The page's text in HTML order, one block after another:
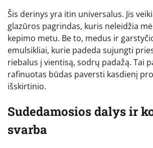
Šis derinys yra itin universalus. Jis
glazūros pagrindas, kuris neleidžia
kepimo metu. Be to, medus ir
emulsikliai, kurie padeda sujungti
riebalus į vientisą, sodrų padažą. Tai
rafinuotas būdas paversti kasdienį
išskirtinio.
Sudedamosios dalys ir
svarba